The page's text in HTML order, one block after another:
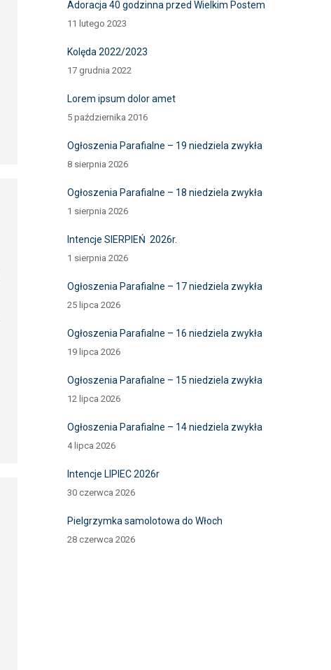
Adoracja 40 godzinna przed Wielkim Postem
11 lutego 2023
Kolęda 2022/2023
17 grudnia 2022
Lorem ipsum dolor amet
5 października 2016
Ogłoszenia Parafialne – 19 niedziela zwykła
8 sierpnia 2026
Ogłoszenia Parafialne – 18 niedziela zwykła
1 sierpnia 2026
Intencje SIERPIEŃ 2026r.
1 sierpnia 2026
Ogłoszenia Parafialne – 17 niedziela zwykła
25 lipca 2026
Ogłoszenia Parafialne – 16 niedziela zwykła
19 lipca 2026
Ogłoszenia Parafialne – 15 niedziela zwykła
12 lipca 2026
Ogłoszenia Parafialne – 14 niedziela zwykła
4 lipca 2026
Intencje LIPIEC 2026r
30 czerwca 2026
Pielgrzymka samolotowa do Włoch
28 czerwca 2026